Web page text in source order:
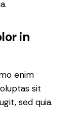
in
enim
sit
sed quia.